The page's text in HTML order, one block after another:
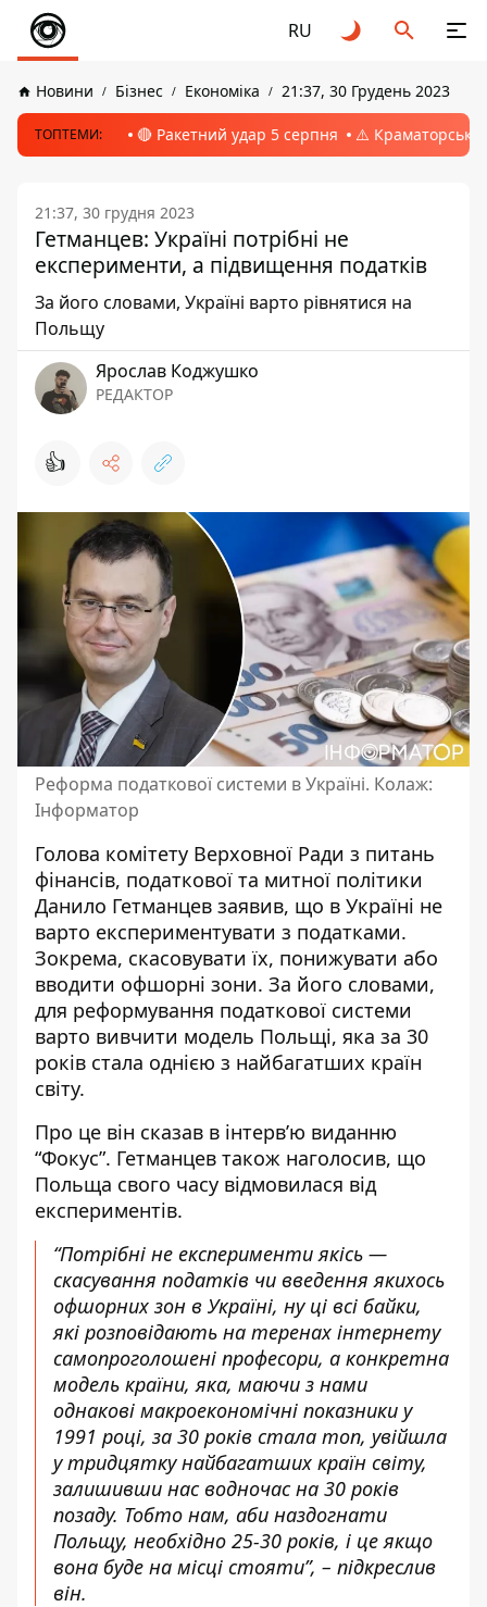
RU
Новини Бізнес Економіка 21:37, 30 Грудень 2023
ТОПТЕМИ: 🔴 Ракетний удар 5 серпня ⚠️ Краматорськ,
21:37, 30 грудня 2023
Гетманцев: Україні потрібні не
експерименти, а підвищення податків
За його словами, Україні варто рівнятися на
Польщу
Ярослав Коджушко
РЕДАКТОР
👍
Реформа податкової системи в Україні. Колаж:
Інформатор
Голова комітету Верховної Ради з питань
фінансів, податкової та митної політики
Данило Гетманцев заявив, що в Україні не
варто експериментувати з податками.
Зокрема, скасовувати їх, понижувати або
вводити офшорні зони. За його словами,
для реформування податкової системи
варто вивчити модель Польщі, яка за 30
років стала однією з найбагатших країн
світу.
Про це він сказав в інтерв’ю виданню
“Фокус”. Гетманцев також наголосив, що
Польща свого часу відмовилася від
експериментів.
“Потрібні не експерименти якісь —
скасування податків чи введення якихось
офшорних зон в Україні, ну ці всі байки,
які розповідають на теренах інтернету
самопроголошені професори, а конкретна
модель країни, яка, маючи з нами
однакові макроекономічні показники у
1991 році, за 30 років стала топ, увійшла
у тридцятку найбагатших країн світу,
залишивши нас водночас на 30 років
позаду. Тобто нам, аби наздогнати
Польщу, необхідно 25-30 років, і це якщо
вона буде на місці стояти”, – підкреслив
він.